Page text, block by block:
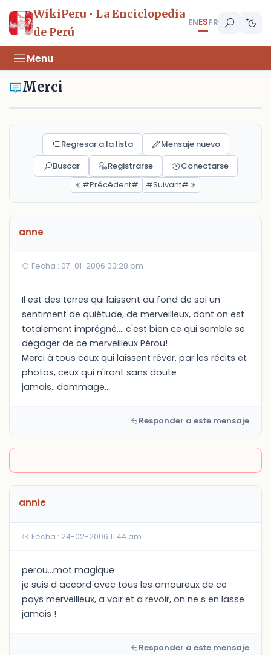
WikiPeru • La Enciclopedia
de Perú
ENESFR
Menu
Merci
Regresar a la lista
Mensaje nuevo
Buscar
Registrarse
Conectarse
#Précédent#
#Suivant#
anne
Fecha : 07-01-2006 03:28 pm
Il est des terres qui laissent au fond de soi un
sentiment de quiétude, de merveilleux, dont on est
totalement imprégné.....c'est bien ce qui semble se
dégager de ce merveilleux Pérou!
Merci à tous ceux qui laissent rêver, par les récits et
photos, ceux qui n'iront sans doute
jamais...dommage...
Responder a este mensaje
annie
Fecha : 24-02-2006 11:44 am
perou...mot magique
je suis d accord avec tous les amoureux de ce
pays merveilleux, a voir et a revoir, on ne s en lasse
jamais !
Responder a este mensaje